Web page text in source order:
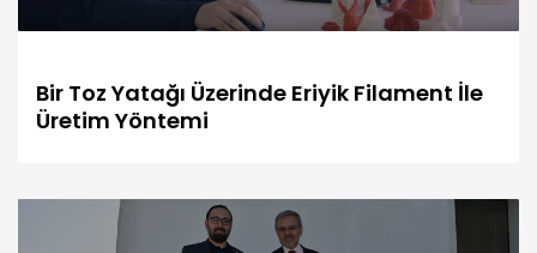
Bir Toz Yatağı Üzerinde Eriyik Filament İle
Üretim Yöntemi